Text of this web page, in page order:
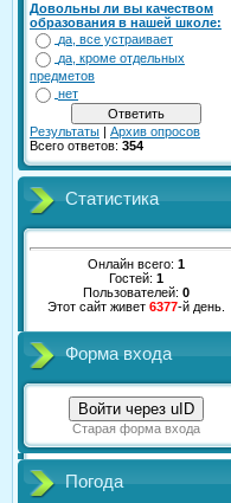
Довольны ли вы качеством
образования в нашей школе:
да, все устраивает
да, кроме отдельных
предметов
нет
Результаты | Архив опросов
Всего ответов: 354
Статистика
Онлайн всего: 1
Гостей: 1
Пользователей: 0
Этот сайт живет 6377-й день.
Форма входа
Войти через uID
Старая форма входа
Погода